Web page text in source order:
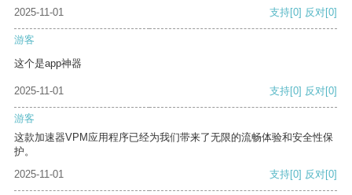
2025-11-01 支持[0] 反对[0]
游客
这个是app神器
2025-11-01 支持[0] 反对[0]
游客
这款加速器VPM应用程序已经为我们带来了无限的流畅体验和安全性保
护。
2025-11-01
支持[0] 反对[0]